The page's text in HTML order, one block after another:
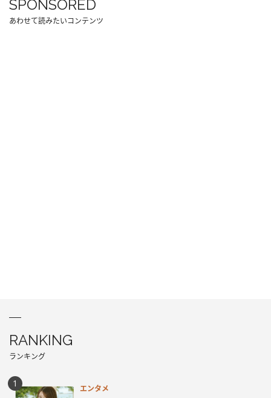
SPONSORED
あわせて読みたいコンテンツ
RANKING
ランキング
エンタメ